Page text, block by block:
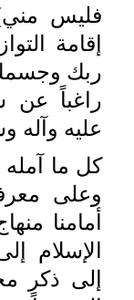
فليس
إقامة
ربك
راغباً عن
عليه وآله
كل ما
وعلى
أمامنا
الإسلام
إلى ذكرٍ